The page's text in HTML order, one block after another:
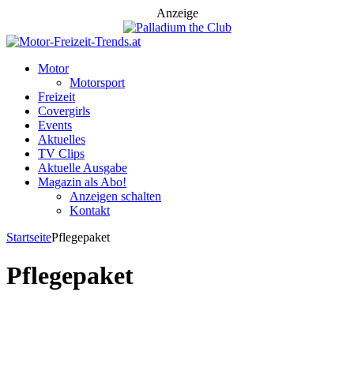
Anzeige
Motor
Motorsport
Freizeit
Covergirls
Events
Aktuelles
TV Clips
Aktuelle Ausgabe
Magazin als Abo!
Anzeigen schalten
Kontakt
StartseitePflegepaket
Pflegepaket